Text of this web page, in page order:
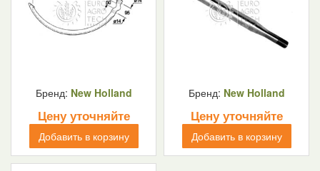
Бренд: New Holland
Цену уточняйте
Добавить в корзину
Бренд: New Holland
Цену уточняйте
Добавить в корзину